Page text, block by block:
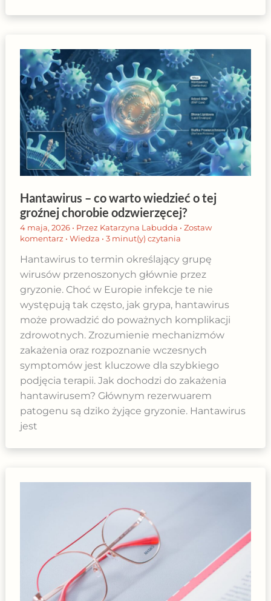
Hantawirus – co warto wiedzieć o tej
groźnej chorobie odzwierzęcej?
4 maja, 2026 • Przez Katarzyna Labudda • Zostaw
komentarz • Wiedza • 3 minut(y) czytania
Hantawirus to termin określający grupę
wirusów przenoszonych głównie przez
gryzonie. Choć w Europie infekcje te nie
występują tak często, jak grypa, hantawirus
może prowadzić do poważnych komplikacji
zdrowotnych. Zrozumienie mechanizmów
zakażenia oraz rozpoznanie wczesnych
symptomów jest kluczowe dla szybkiego
podjęcia terapii. Jak dochodzi do zakażenia
hantawirusem? Głównym rezerwuarem
patogenu są dziko żyjące gryzonie. Hantawirus
jest